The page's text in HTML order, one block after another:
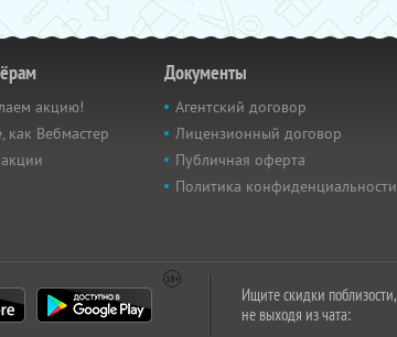
акцию!
как Вебмастер
Документы
Агентский договор
Лицензионный договор
Публичная оферта
Политика конфиденциальности
Ищите скидки поблизости,
не выходя из чата: